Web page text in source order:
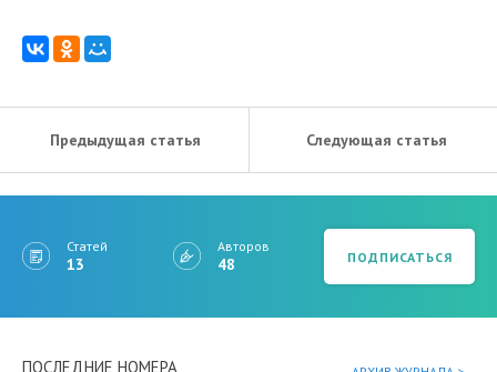
Предыдущая статья Следующая статья
Статей
13
Авторов
48 ПОДПИСАТЬСЯ
ПОСЛЕДНИЕ НОМЕРА